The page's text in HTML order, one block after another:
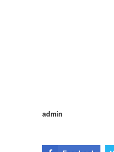
admin